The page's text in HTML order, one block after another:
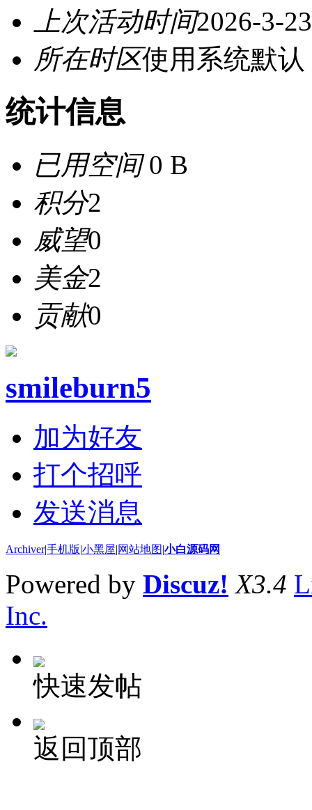
上次活动时间2026-3-
所在时区使用系统默认
统计信息
已用空间0 B
积分2
威望0
美金2
贡献0
smileburn5
加为好友
打个招呼
发送消息
Archiver|手机版|小黑屋|网站地图|小白源码网
Powered by Discuz! X3.4
Inc.
快速发帖
返回顶部